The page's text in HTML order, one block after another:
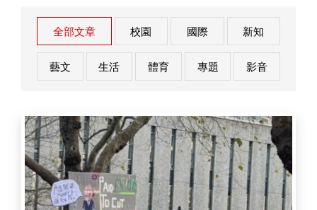
全部文章 校園 國際 新知
藝文 生活 體育 專題 影音